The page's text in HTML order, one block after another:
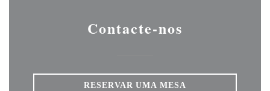
Contacte-nos
RESERVAR UMA MESA